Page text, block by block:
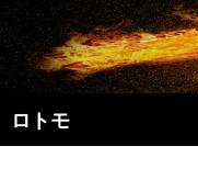
コ
ン
テ
ン
ツ
へ
ロトモ
索